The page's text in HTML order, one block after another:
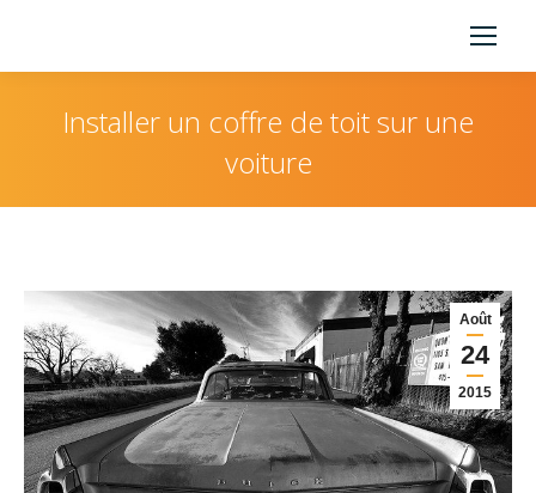
Installer un coffre de toit sur une
voiture
Août
24
2015